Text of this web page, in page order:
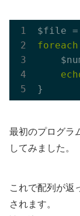
$file
foreach
最初のプログラ
してみました。
これで配列が返
されます。